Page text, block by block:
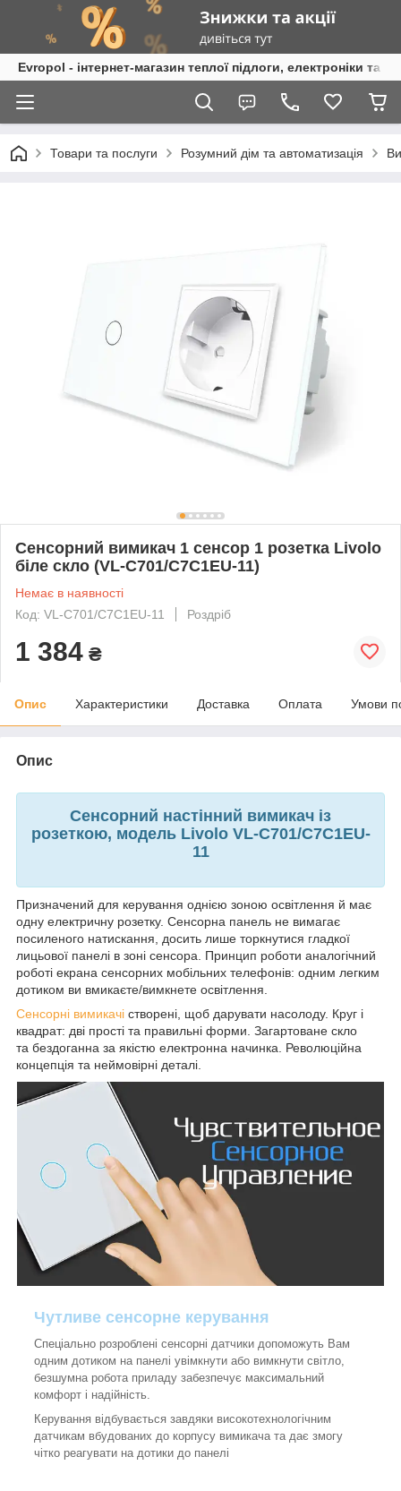
Evropol - інтернет-магазин теплої підлоги, електроніки та
Товари та послуги Розумний дім та автоматизація
Сенсорний вимикач 1 сенсор 1 розетка Livolo
біле скло (VL-C701/C7C1EU-11)
Немає в наявності
Код: VL-C701/C7C1EU-11
Роздріб
1 384 ₴
Опис Характеристики Доставка Оплата Умови
Опис
Сенсорний настінний вимикач із
розеткою, модель Livolo VL-C701/C7C1EU-
11
Призначений для керування однією зоною освітлення й має
одну електричну розетку. Сенсорна панель не вимагає
посиленого натискання, досить лише торкнутися гладкої
лицьової панелі в зоні сенсора. Принцип роботи аналогічний
роботі екрана сенсорних мобільних телефонів: одним легким
дотиком ви вмикаєте/вимкнете освітлення.
Сенсорні вимикачі створені, щоб дарувати насолоду. Круг і
квадрат: дві прості та правильні форми. Загартоване скло
та бездоганна за якістю електронна начинка. Революційна
концепція та неймовірні деталі.
Чутливе сенсорне керування
Спеціально розроблені сенсорні датчики допоможуть Вам
одним дотиком на панелі увімкнути або вимкнути світло,
безшумна робота приладу забезпечує максимальний
комфорт і надійність.
Керування відбувається завдяки високотехнологічним
датчикам вбудованих до корпусу вимикача та дає змогу
чітко реагувати на дотики до панелі